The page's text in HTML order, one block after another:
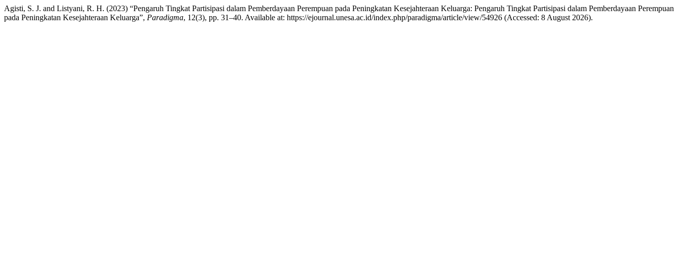
Agisti, S. J. and Listyani, R. H. (2023) “Pengaruh Tingkat Partisipasi dalam Pemberdayaan Perempuan pada Peningkatan Kesejahteraan Keluarga: Pengaruh Tingkat Partisipasi dalam Pemberdayaan Perempuan
pada Peningkatan Kesejahteraan Keluarga”, Paradigma, 12(3), pp. 31–40. Available at: https://ejournal.unesa.ac.id/index.php/paradigma/article/view/54926 (Accessed: 8 August 2026).